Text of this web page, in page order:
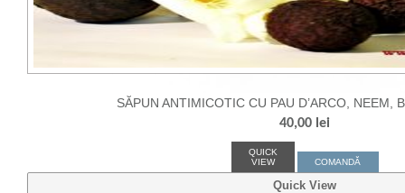
SĂPUN ANTIMICOTIC CU PAU D’ARCO, NEEM,
40,00 lei
QUICK
VIEW
COMANDĂ
Quick View